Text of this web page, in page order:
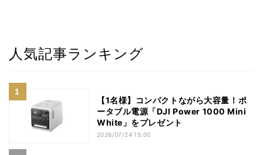
人気記事ランキング
【1名様】コンパクトながら大容量！ポ
ータブル電源「DJI Power 1000 Mini
White」をプレゼント
2026/07/24 15:00